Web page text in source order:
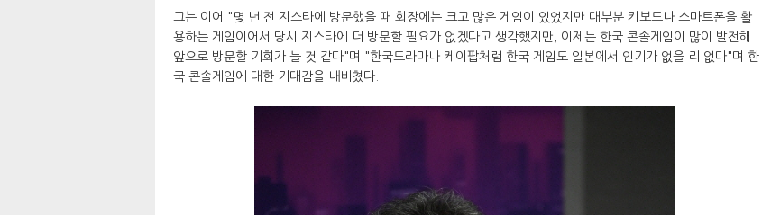
그는 이어 "몇 년 전 지스타에 방문했을 때 회장에는 크고 많은 게임이 있었지만 대부분 키보드나 스마트폰을 활
용하는 게임이어서 당시 지스타에 더 방문할 필요가 없겠다고 생각했지만, 이제는 한국 콘솔게임이 많이 발전해
앞으로 방문할 기회가 늘 것 같다"며 "한국드라마나 케이팝처럼 한국 게임도 일본에서 인기가 없을 리 없다"며 한
국 콘솔게임에 대한 기대감을 내비쳤다.